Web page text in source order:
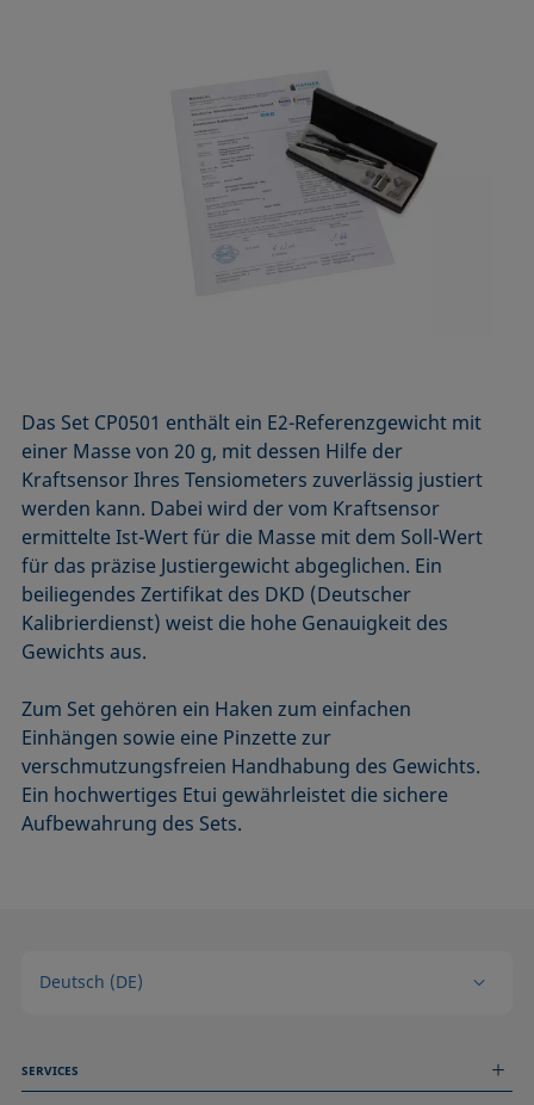
Das Set CP0501 enthält ein E2-Referenzgewicht mit
einer Masse von 20 g, mit dessen Hilfe der
Kraftsensor Ihres Tensiometers zuverlässig justiert
werden kann. Dabei wird der vom Kraftsensor
ermittelte Ist-Wert für die Masse mit dem Soll-Wert
für das präzise Justiergewicht abgeglichen. Ein
beiliegendes Zertifikat des DKD (Deutscher
Kalibrierdienst) weist die hohe Genauigkeit des
Gewichts aus.
Zum Set gehören ein Haken zum einfachen
Einhängen sowie eine Pinzette zur
verschmutzungsfreien Handhabung des Gewichts.
Ein hochwertiges Etui gewährleistet die sichere
Aufbewahrung des Sets.
Deutsch (DE)
SERVICES